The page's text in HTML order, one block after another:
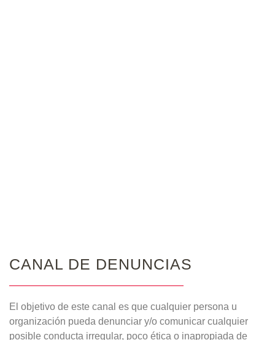
CANAL DE DENUNCIAS
El objetivo de este canal es que cualquier persona u
organización pueda denunciar y/o comunicar cualquier
posible conducta irregular, poco ética o inapropiada de